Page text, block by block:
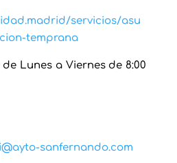
servicios/asu
temprana
Lunes a Viernes de 8:00
sanfernando.com